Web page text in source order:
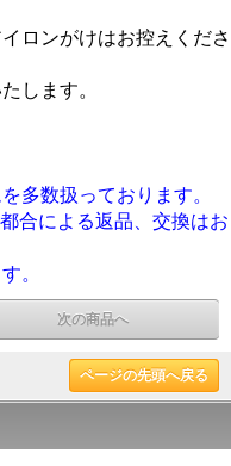
ロンがけはお控えくださ
します。
多数扱っております。
合による返品、交換はお
。
次の商品へ
ページの先頭へ戻る